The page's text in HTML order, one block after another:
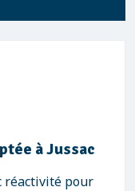
à Jussac
réactivité pour